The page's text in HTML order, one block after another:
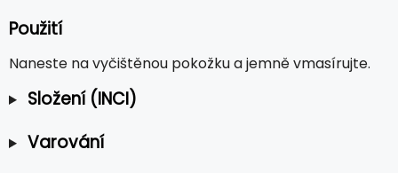
Použití
Naneste na vyčištěnou pokožku a jemně vmasírujte.
Složení (INCI)
Varování